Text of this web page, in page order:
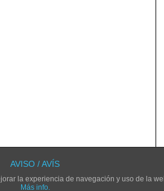
AVISO / AVÍS
la experiencia de navegación y uso de la
Más info.